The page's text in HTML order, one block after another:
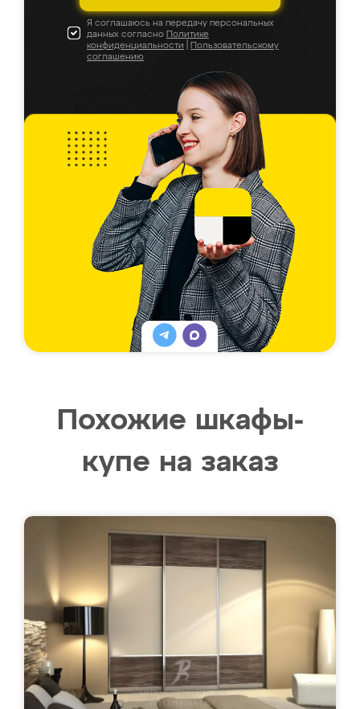
Я соглашаюсь на передачу персональных
данных согласно Политике
конфиденциальности
Пользовательскому
соглашению
Похожие шкафы-
купе на заказ